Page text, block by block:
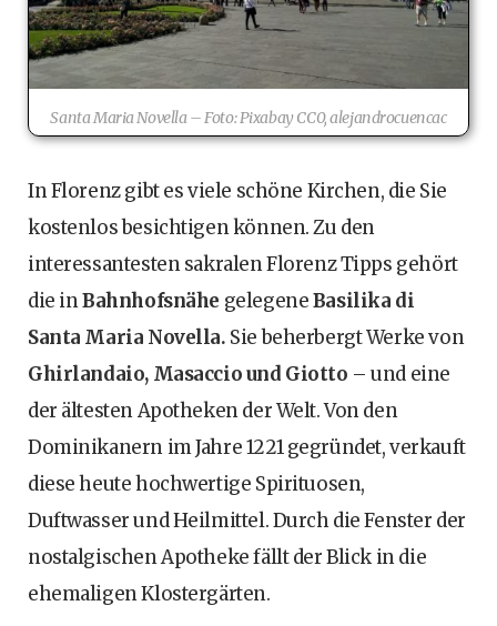
Santa Maria Novella – Foto: Pixabay CC0, alejandrocuencac
In Florenz gibt es viele schöne Kirchen, die Sie
kostenlos besichtigen können. Zu den
interessantesten sakralen Florenz Tipps gehört
die inBahnhofsnähe gelegeneBasilika di
Santa Maria Novella. Sie beherbergt Werke von
Ghirlandaio, Masaccio und Giotto – und eine
der ältesten Apotheken der Welt. Von den
Dominikanern im Jahre 1221 gegründet, verkauft
diese heute hochwertige Spirituosen,
Duftwasser und Heilmittel. Durch die Fenster der
nostalgischen Apotheke fällt der Blick in die
ehemaligen Klostergärten.